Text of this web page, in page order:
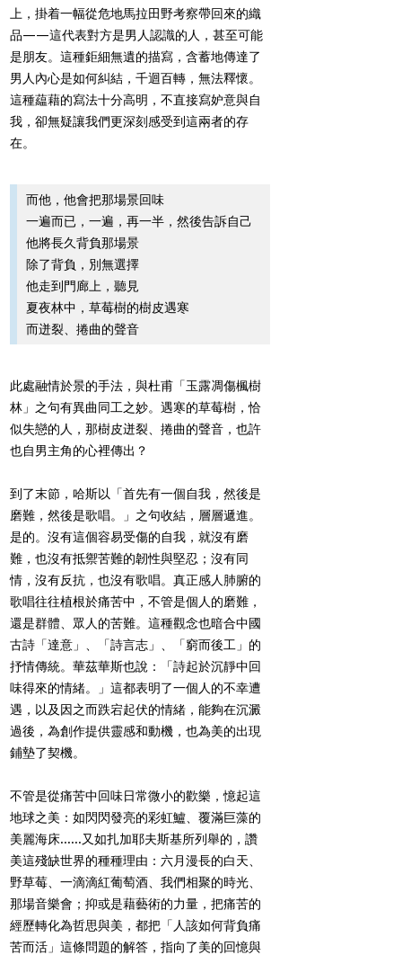
上，掛着一幅從危地馬拉田野考察帶回來的織
品——這代表對方是男人認識的人，甚至可能
是朋友。這種鉅細無遺的描寫，含蓄地傳達了
男人內心是如何糾結，千迴百轉，無法釋懷。
這種藴藉的寫法十分高明，不直接寫妒意與自
我，卻無疑讓我們更深刻感受到這兩者的存
在。
而他，他會把那場景回味
一遍而已，一遍，再一半，然後告訴自己
他將長久背負那場景
除了背負，別無選擇
他走到門廊上，聽見
夏夜林中，草莓樹的樹皮遇寒
而迸裂、捲曲的聲音
此處融情於景的手法，與杜甫「玉露凋傷楓樹
林」之句有異曲同工之妙。遇寒的草莓樹，恰
似失戀的人，那樹皮迸裂、捲曲的聲音，也許
也自男主角的心裡傳出？
到了末節，哈斯以「首先有一個自我，然後是
磨難，然後是歌唱。」之句收結，層層遞進。
是的。沒有這個容易受傷的自我，就沒有磨
難，也沒有抵禦苦難的韌性與堅忍；沒有同
情，沒有反抗，也沒有歌唱。真正感人肺腑的
歌唱往往植根於痛苦中，不管是個人的磨難，
還是群體、眾人的苦難。這種觀念也暗合中國
古詩「達意」、「詩言志」、「窮而後工」的
抒情傳統。華茲華斯也說：「詩起於沉靜中回
味得來的情緒。」這都表明了一個人的不幸遭
遇，以及因之而跌宕起伏的情緒，能夠在沉澱
過後，為創作提供靈感和動機，也為美的出現
鋪墊了契機。
不管是從痛苦中回味日常微小的歡樂，憶起這
地球之美：如閃閃發亮的彩虹鱸、覆滿巨藻的
美麗海床......又如扎加耶夫斯基所列舉的，讚
美這殘缺世界的種種理由：六月漫長的白天、
野草莓、一滴滴紅葡萄酒、我們相聚的時光、
那場音樂會；抑或是藉藝術的力量，把痛苦的
經歷轉化為哲思與美，都把「人該如何背負痛
苦而活」這條問題的解答，指向了美的回憶與